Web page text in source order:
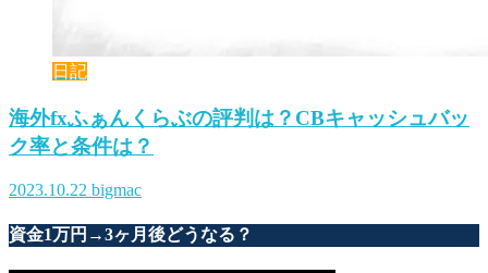
日記
海外fxふぁんくらぶの評判は？CBキャッシュバッ
ク率と条件は？
2023.10.22 bigmac
資金1万円→3ヶ月後どうなる？